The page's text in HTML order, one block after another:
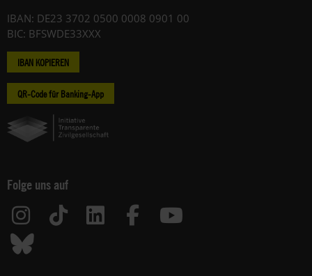
IBAN: DE23 3702 0500 0008 0901 00
BIC: BFSWDE33XXX
IBAN KOPIEREN
QR-Code für Banking-App
Folge uns auf